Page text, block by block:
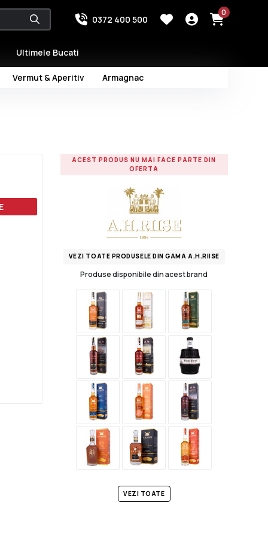
0372 400 500
0
Vermut & Aperitiv Armagnac
Ultimele Bucati
ACEST PRODUS NU MAI FACE PARTE DIN
OFERTA
VEZI TOATE PRODUSELE DIN GAMA A.H.RIISE
Produse disponibile din acest brand
VEZI TOATE